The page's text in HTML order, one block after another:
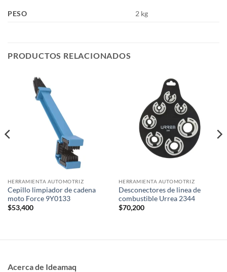
PESO 2 kg
PRODUCTOS RELACIONADOS
HERRAMIENTA AUTOMOTRIZ
Cepillo limpiador de cadena
moto Force 9Y0133
$53,400
HERRAMIENTA AUTOMOTRIZ
Desconectores de linea de
combustible Urrea 2344
$70,200
Acerca de Ideamaq